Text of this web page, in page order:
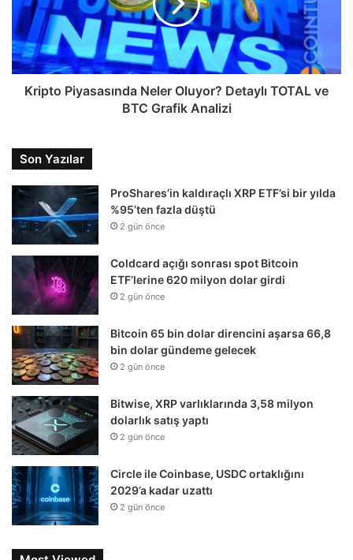
Kripto Piyasasında Neler Oluyor? Detaylı TOTAL ve
BTC Grafik Analizi
Son Yazılar
ProShares’in kaldıraçlı XRP ETF’si bir yılda
%95’ten fazla düştü
2 gün önce
Coldcard açığı sonrası spot Bitcoin
ETF’lerine 620 milyon dolar girdi
2 gün önce
Bitcoin 65 bin dolar direncini aşarsa 66,8
bin dolar gündeme gelecek
2 gün önce
Bitwise, XRP varlıklarında 3,58 milyon
dolarlık satış yaptı
2 gün önce
Circle ile Coinbase, USDC ortaklığını
2029’a kadar uzattı
2 gün önce